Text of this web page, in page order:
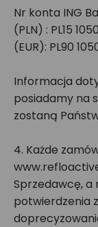
Nr konta ING
(PLN) : PL15
(EUR): PL90
Informacja
posiadamy na
zostaną
4. Każde
Sprzedawcę, a
potwierdzenia